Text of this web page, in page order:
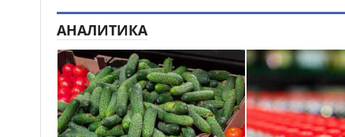
АНАЛИТИКА